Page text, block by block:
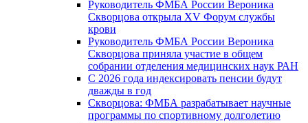
Руководитель ФМБА России Вероника
Скворцова открыла XV Форум службы
крови
Руководитель ФМБА России Вероника
Скворцова приняла участие в общем
собрании отделения медицинских наук РАН
С 2026 года индексировать пенсии будут
дважды в год
Скворцова: ФМБА разрабатывает научные
программы по спортивному долголетию